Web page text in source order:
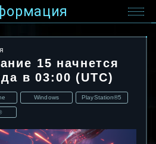
15 начнется
в 03:00 (UTC)
Windows PlayStation®5